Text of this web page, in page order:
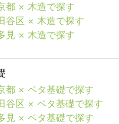
都 × 木造で探す
谷区 × 木造で探す
見 × 木造で探す
都 × ベタ基礎で探す
谷区 × ベタ基礎で探す
見 × ベタ基礎で探す